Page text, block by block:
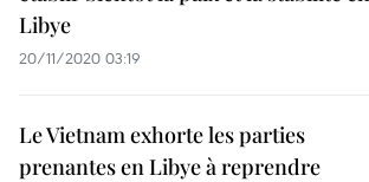
Libye
20/11/2020 03:19
Le Vietnam exhorte les parties
prenantes en Libye à reprendre